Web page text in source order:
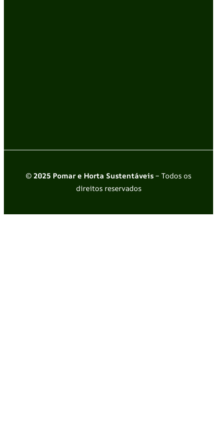
© 2025 Pomar e Horta Sustentáveis– Todos os
direitos reservados